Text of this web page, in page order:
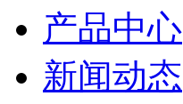
产品中心
新闻动态